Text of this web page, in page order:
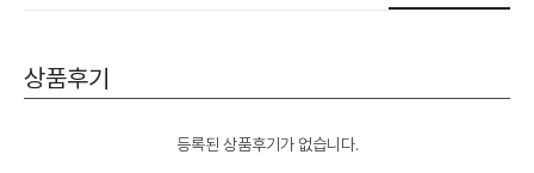
상품후기
등록된 상품후기가 없습니다.